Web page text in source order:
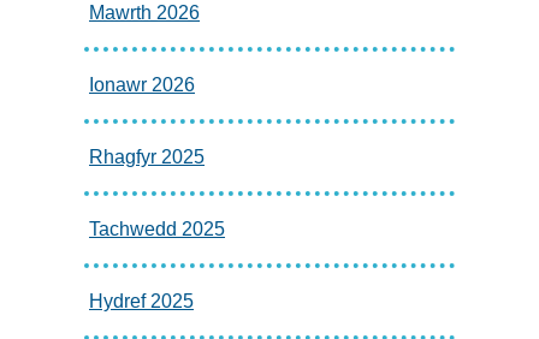
Mawrth 2026
Ionawr 2026
Rhagfyr 2025
Tachwedd 2025
Hydref 2025